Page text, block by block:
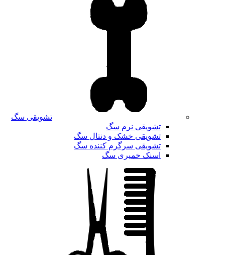
تشویقی سگ
تشویقی نرم سگ
تشویقی خشک و دنتال سگ
تشویقی سرگرم کننده سگ
اسنک خمیری سگ